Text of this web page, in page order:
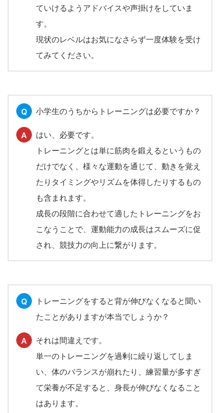
ていけるようアドバイスや声掛けをしていま
す。
現状のレベルはお気になさらず一度体験を受け
てみてください。
Q 小学生のうちからトレーニングは必要ですか？
A
はい、必要です。
トレーニングとは単に筋肉を鍛えるというもの
だけでなく、様々な運動を通じて、動きを覚え
たりタイミングやリズムを体得したりするもの
も含まれます。
成長の段階に合わせて適したトレーニングをお
こなうことで、運動能力の成長はスムーズに促
され、競技力の向上に繋がります。
Q
トレーニングをすると背が伸びなくなると聞い
たことがありますが本当でしょうか？
A
それは間違えです。
単一のトレーニングを過剰に繰り返してしま
い、体のバランスが崩れたり、練習量が多すぎ
て栄養が不足すると、身長が伸びなくなること
はあります。